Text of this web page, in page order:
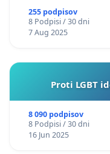
255 podpisov
8 Podpisi / 30 dni
7 Aug 2025
Proti LGBT
8 090 podpisov
8 Podpisi / 30 dni
16 Jun 2025